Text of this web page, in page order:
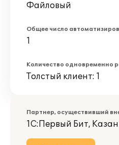
Файловый
Общее число
1
Количество одновременно
Толстый клиент: 1
Партнер, осуществивший
1С:Первый Бит,